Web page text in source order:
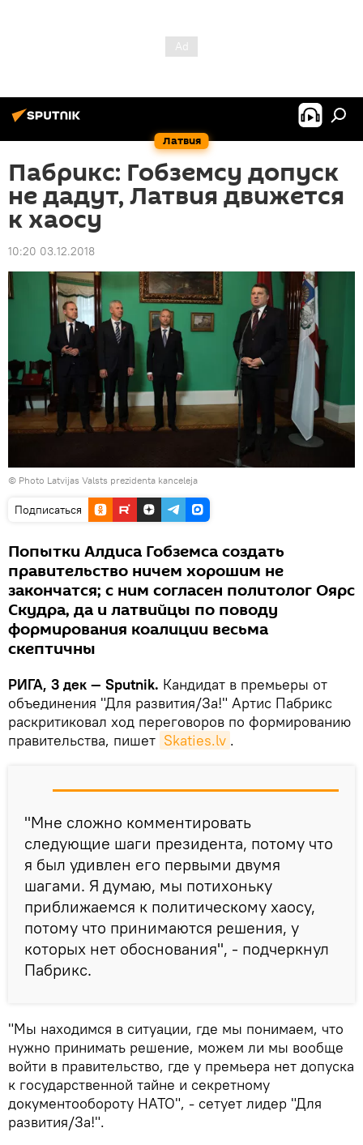
Латвия
Пабрикс: Гобземсу допуск
не дадут, Латвия движется
к хаосу
10:20 03.12.2018
© Photo Latvijas Valsts prezidenta kanceleja
Подписаться
Попытки Алдиса Гобземса создать
правительство ничем хорошим не
закончатся; с ним согласен политолог Оярс
Скудра, да и латвийцы по поводу
формирования коалиции весьма
скептичны
РИГА, 3 дек — Sputnik. Кандидат в премьеры от
объединения "Для развития/За!" Артис Пабрикс
раскритиковал ход переговоров по формированию
правительства, пишет Skaties.lv .
"Мне сложно комментировать
следующие шаги президента, потому что
я был удивлен его первыми двумя
шагами. Я думаю, мы потихоньку
приближаемся к политическому хаосу,
потому что принимаются решения, у
которых нет обоснования", - подчеркнул
Пабрикс.
"Мы находимся в ситуации, где мы понимаем, что
нужно принимать решение, можем ли мы вообще
войти в правительство, где у премьера нет допуска
к государственной тайне и секретному
документообороту НАТО", - сетует лидер "Для
развития/За!".